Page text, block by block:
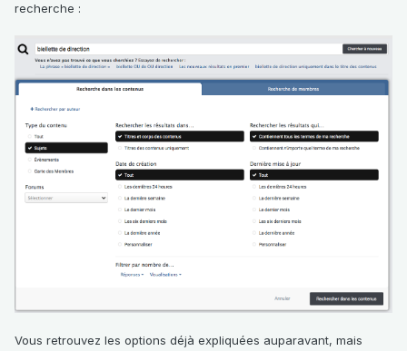
recherche :
Vous retrouvez les options déjà expliquées auparavant, mais